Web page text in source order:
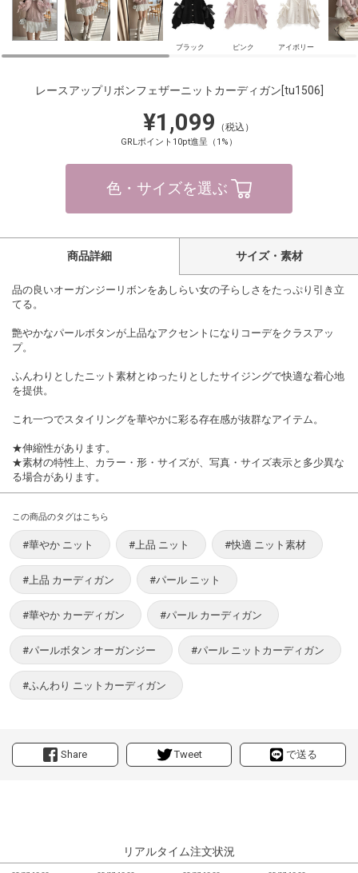
ブラック ピンク アイボリー
レースアップリボンフェザーニットカーディガン[tu1506]
¥1,099 （税込）
GRLポイント10pt進呈（1%）
色・サイズを選ぶ
Share Tweet で送る
商品詳細 サイズ・素材
品の良いオーガンジーリボンをあしらい女の子らしさをたっぷり引き立
てる。
艶やかなパールボタンが上品なアクセントになりコーデをクラスアッ
プ。
ふんわりとしたニット素材とゆったりとしたサイジングで快適な着心地
を提供。
これ一つでスタイリングを華やかに彩る存在感が抜群なアイテム。
★伸縮性があります。
★素材の特性上、カラー・形・サイズが、写真・サイズ表示と多少異な
る場合があります。
この商品のタグはこちら
#華やか ニット #上品 ニット #快適 ニット素材
#上品 カーディガン #パール ニット
#華やか カーディガン #パール カーディガン
#パールボタン オーガンジー #パール ニットカーディガン
#ふんわり ニットカーディガン
リアルタイム注文状況